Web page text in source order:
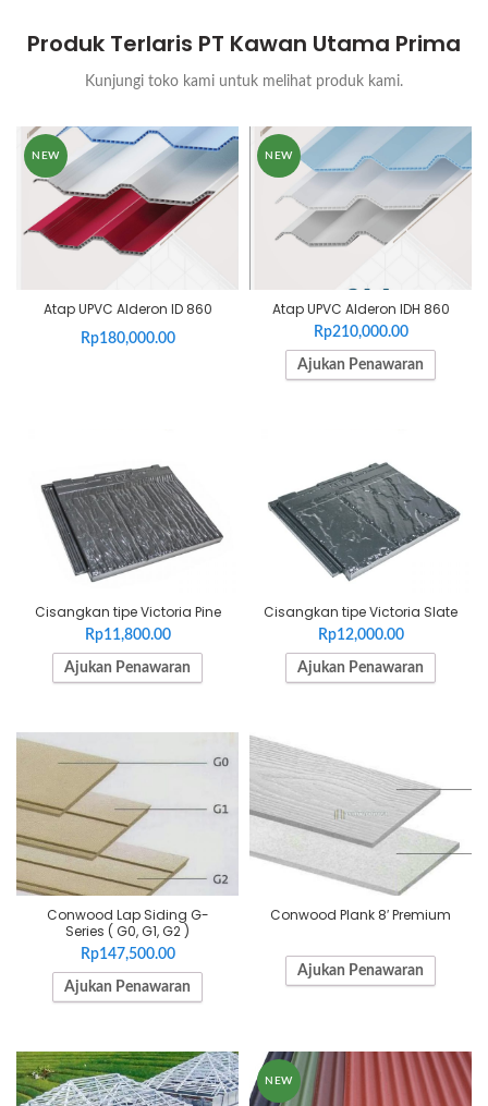
Produk Terlaris PT Kawan Utama Prima
Kunjungi toko kami untuk melihat produk kami.
NEW
Atap UPVC Alderon ID 860
Rp180,000.00
NEW
Atap UPVC Alderon IDH 860
Rp210,000.00
Ajukan Penawaran
Cisangkan tipe Victoria Pine
Rp11,800.00
Ajukan Penawaran
Cisangkan tipe Victoria Slate
Rp12,000.00
Ajukan Penawaran
Conwood Lap Siding G-
Series ( G0, G1, G2 )
Rp147,500.00
Ajukan Penawaran
Conwood Plank 8′ Premium
Ajukan Penawaran
NEW